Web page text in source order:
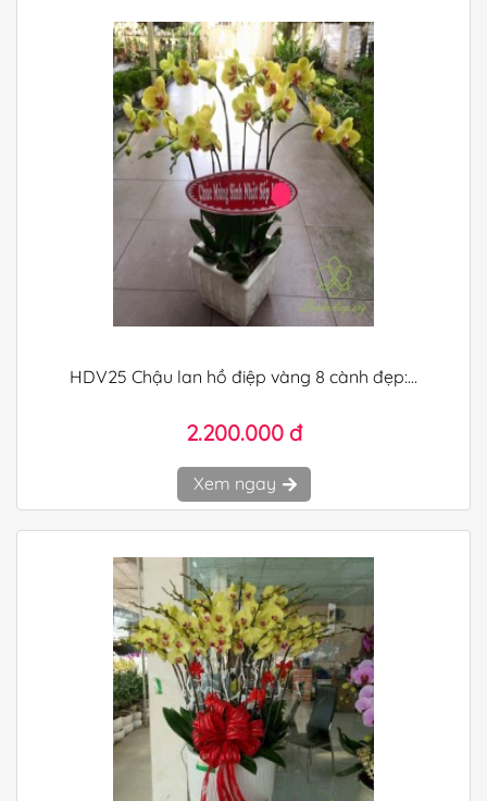
HDV25 Chậu lan hồ điệp vàng 8 cành đẹp:...
2.200.000 đ
Xem ngay